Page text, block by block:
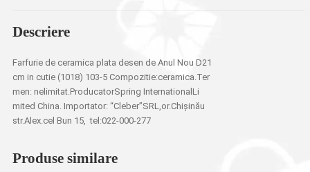
Descriere
Farfurie de ceramica plata desen de Anul Nou D21
cm in cutie (1018) 103-5 Compozitie:ceramica.Ter
men: nelimitat.ProducatorSpring InternationalLi
mited China. Importator: “Cleber”SRL,or.Chișinău
str.Alex.cel Bun 15, tel:022-000-277
Produse similare